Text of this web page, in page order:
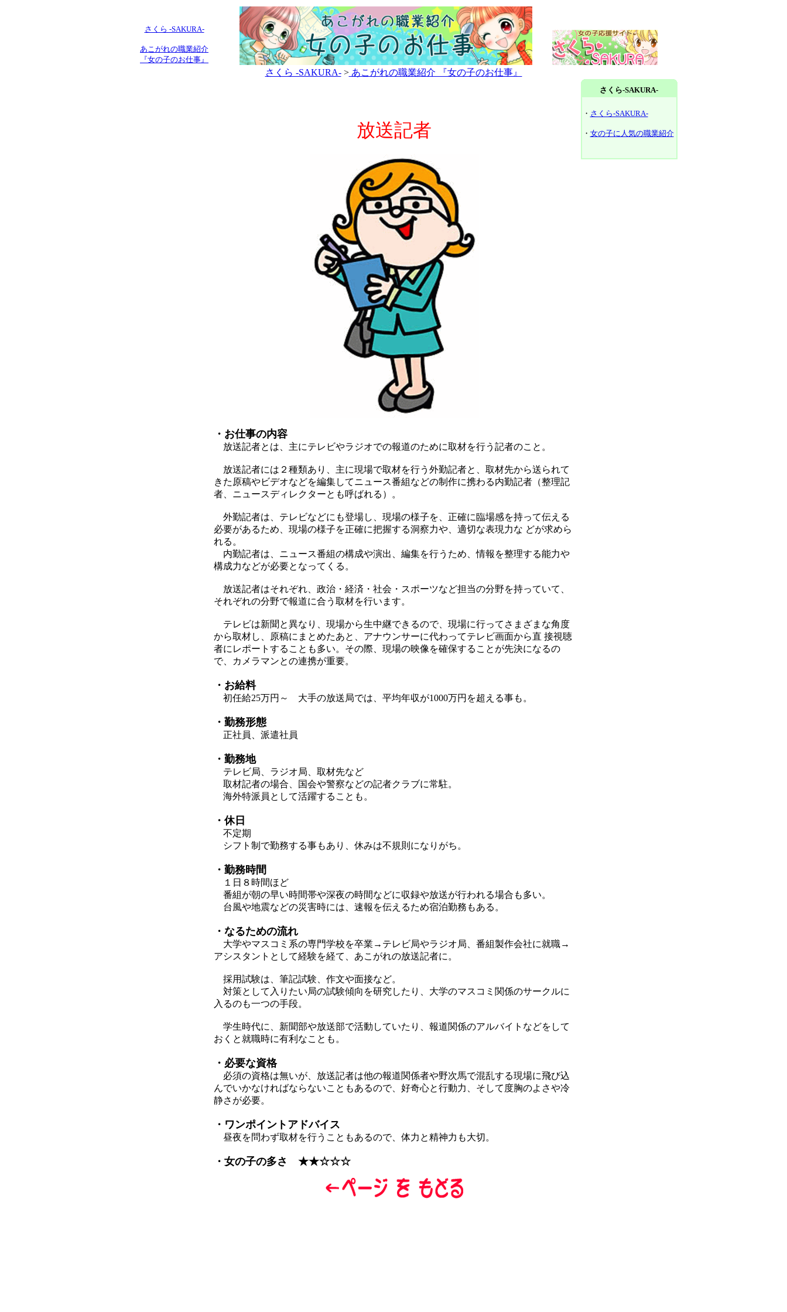
さくら -SAKURA-
あこがれの職業紹介
『女の子のお仕事』
さくら -SAKURA->あこがれの職業紹介 『女の子のお仕事』
放送記者
・お仕事の内容
放送記者とは、主にテレビやラジオでの報道のために取材を行う記者のこと。
放送記者には２種類あり、主に現場で取材を行う外勤記者と、取材先から送られて
きた原稿やビデオなどを編集してニュース番組などの制作に携わる内勤記者（整理記
者、ニュースディレクターとも呼ばれる）。
外勤記者は、テレビなどにも登場し、現場の様子を、正確に臨場感を持って伝える
必要があるため、現場の様子を正確に把握する洞察力や、適切な表現力な どが求めら
れる。
内勤記者は、ニュース番組の構成や演出、編集を行うため、情報を整理する能力や
構成力などが必要となってくる。
放送記者はそれぞれ、政治・経済・社会・スポーツなど担当の分野を持っていて、
それぞれの分野で報道に合う取材を行います。
テレビは新聞と異なり、現場から生中継できるので、現場に行ってさまざまな角度
から取材し、原稿にまとめたあと、アナウンサーに代わってテレビ画面から直 接視聴
者にレポートすることも多い。その際、現場の映像を確保することが先決になるの
で、カメラマンとの連携が重要。
・お給料
初任給25万円～ 大手の放送局では、平均年収が1000万円を超える事も。
・勤務形態
正社員、派遣社員
・勤務地
テレビ局、ラジオ局、取材先など
取材記者の場合、国会や警察などの記者クラブに常駐。
海外特派員として活躍することも。
・休日
不定期
シフト制で勤務する事もあり、休みは不規則になりがち。
・勤務時間
１日８時間ほど
番組が朝の早い時間帯や深夜の時間などに収録や放送が行われる場合も多い。
台風や地震などの災害時には、速報を伝えるため宿泊勤務もある。
・なるための流れ
大学やマスコミ系の専門学校を卒業→テレビ局やラジオ局、番組製作会社に就職→
アシスタントとして経験を経て、あこがれの放送記者に。
採用試験は、筆記試験、作文や面接など。
対策として入りたい局の試験傾向を研究したり、大学のマスコミ関係のサークルに
入るのも一つの手段。
学生時代に、新聞部や放送部で活動していたり、報道関係のアルバイトなどをして
おくと就職時に有利なことも。
・必要な資格
必須の資格は無いが、放送記者は他の報道関係者や野次馬で混乱する現場に飛び込
んでいかなければならないこともあるので、好奇心と行動力、そして度胸のよさや冷
静さが必要。
・ワンポイントアドバイス
昼夜を問わず取材を行うこともあるので、体力と精神力も大切。
・女の子の多さ ★★☆☆☆
さくら-SAKURA-
・ さくら-SAKURA-
・ 女の子に人気の職業紹介